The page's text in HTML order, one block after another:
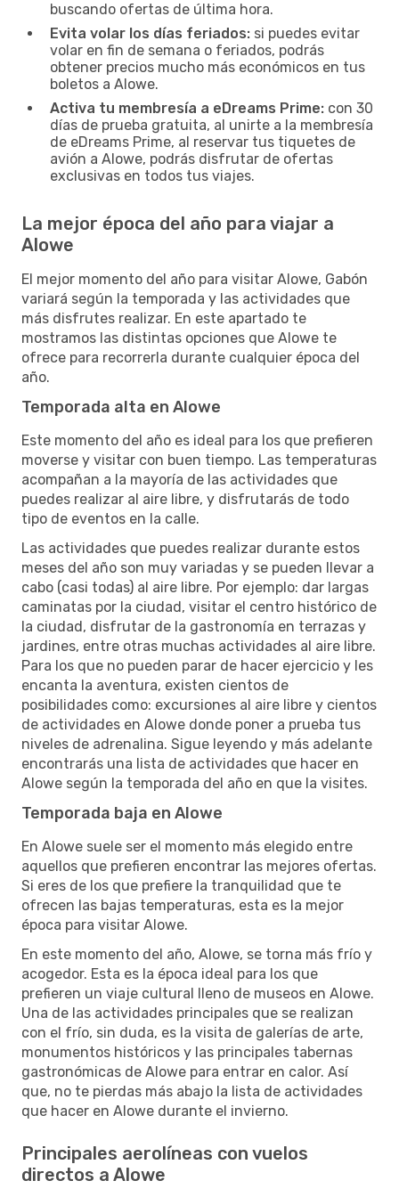
buscando ofertas de última hora.
Evita volar los días feriados: si puedes evitar
volar en fin de semana o feriados, podrás
obtener precios mucho más económicos en tus
boletos a Alowe.
Activa tu membresía a eDreams Prime: con 30
días de prueba gratuita, al unirte a la membresía
de eDreams Prime, al reservar tus tiquetes de
avión a Alowe, podrás disfrutar de ofertas
exclusivas en todos tus viajes.
La mejor época del año para viajar a
Alowe
El mejor momento del año para visitar Alowe, Gabón
variará según la temporada y las actividades que
más disfrutes realizar. En este apartado te
mostramos las distintas opciones que Alowe te
ofrece para recorrerla durante cualquier época del
año.
Temporada alta en Alowe
Este momento del año es ideal para los que prefieren
moverse y visitar con buen tiempo. Las temperaturas
acompañan a la mayoría de las actividades que
puedes realizar al aire libre, y disfrutarás de todo
tipo de eventos en la calle.
Las actividades que puedes realizar durante estos
meses del año son muy variadas y se pueden llevar a
cabo (casi todas) al aire libre. Por ejemplo: dar largas
caminatas por la ciudad, visitar el centro histórico de
la ciudad, disfrutar de la gastronomía en terrazas y
jardines, entre otras muchas actividades al aire libre.
Para los que no pueden parar de hacer ejercicio y les
encanta la aventura, existen cientos de
posibilidades como: excursiones al aire libre y cientos
de actividades en Alowe donde poner a prueba tus
niveles de adrenalina. Sigue leyendo y más adelante
encontrarás una lista de actividades que hacer en
Alowe según la temporada del año en que la visites.
Temporada baja en Alowe
En Alowe suele ser el momento más elegido entre
aquellos que prefieren encontrar las mejores ofertas.
Si eres de los que prefiere la tranquilidad que te
ofrecen las bajas temperaturas, esta es la mejor
época para visitar Alowe.
En este momento del año, Alowe, se torna más frío y
acogedor. Esta es la época ideal para los que
prefieren un viaje cultural lleno de museos en Alowe.
Una de las actividades principales que se realizan
con el frío, sin duda, es la visita de galerías de arte,
monumentos históricos y las principales tabernas
gastronómicas de Alowe para entrar en calor. Así
que, no te pierdas más abajo la lista de actividades
que hacer en Alowe durante el invierno.
Principales aerolíneas con vuelos
directos a Alowe